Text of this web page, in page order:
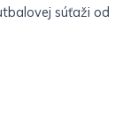
súťaži od